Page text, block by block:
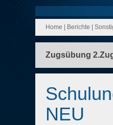
Home Berichte
Zugsübung
NEU